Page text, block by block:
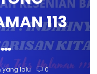
113
yang lalu 0